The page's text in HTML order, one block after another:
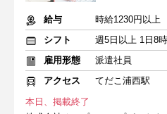
給与
時給1230円以上
シフト
週5日以上 1日8
雇用形態
派遣社員
アクセス
てだこ浦西駅
本日、掲載終了